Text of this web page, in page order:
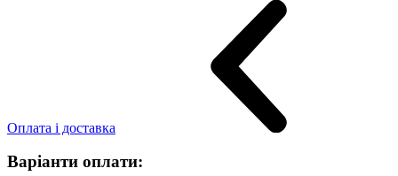
Оплата і доставка
Варіанти оплати: